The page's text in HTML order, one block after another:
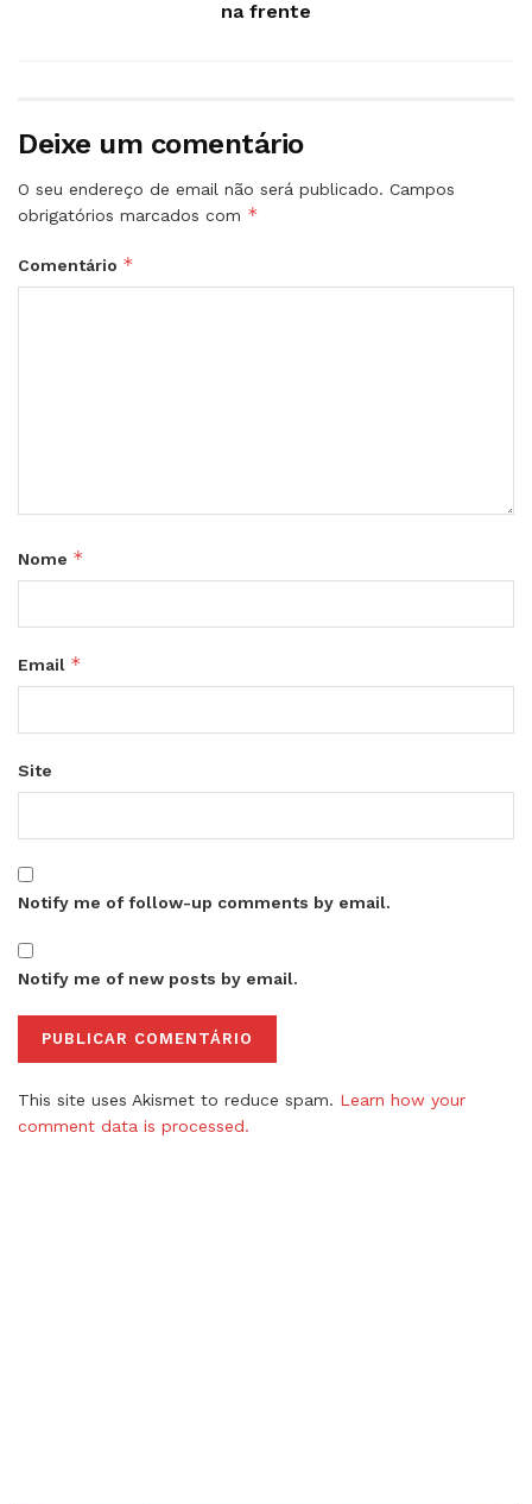
na frente
Deixe um comentário
O seu endereço de email não será publicado. Campos
obrigatórios marcados com *
Comentário *
Nome *
Email *
Site
Notify me of follow-up comments by email.
Notify me of new posts by email.
This site uses Akismet to reduce spam. Learn how your
comment data is processed.